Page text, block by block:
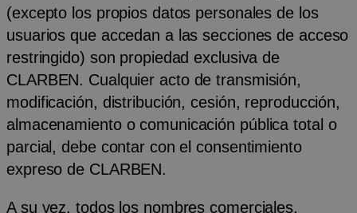
(excepto los propios datos personales de los
usuarios que accedan a las secciones de acceso
restringido) son propiedad exclusiva de
CLARBEN. Cualquier acto de transmisión,
modificación, distribución, cesión, reproducción,
almacenamiento o comunicación pública total o
parcial, debe contar con el consentimiento
expreso de CLARBEN.
A su vez, todos los nombres comerciales,